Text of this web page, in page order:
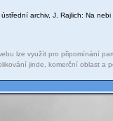
archiv, J. Rajlich: Na
lze využít pro připomínání
jinde, komerční oblast a